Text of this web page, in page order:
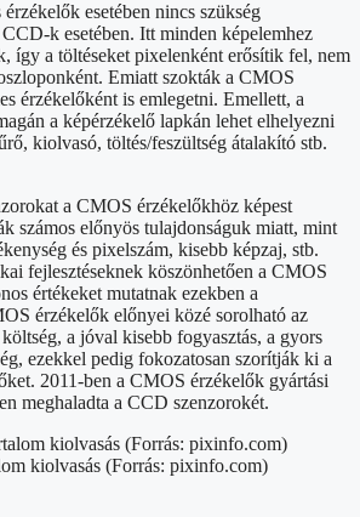
esetében nincs szükség
k esetében. Itt minden képelemhez
így a töltéseket pixelenként erősítik fel, nem
Emiatt szokták a CMOS
érzékelőként is emlegetni. Emellett, a
a képérzékelő lapkán lehet elhelyezni
kiolvasó, töltés/feszültség átalakító stb.
a CMOS érzékelőkhöz képest
számos előnyös tulajdonságuk miatt, mint
és pixelszám, kisebb képzaj, stb.
fejlesztéseknek köszönhetően a CMOS
értékeket mutatnak ezekben a
érzékelők előnyei közé sorolható az
a jóval kisebb fogyasztás, a gyors
ezekkel pedig fokozatosan szorítják ki a
2011-ben a CMOS érzékelők gyártási
meghaladta a CCD szenzorokét.
kiolvasás (Forrás: pixinfo.com)